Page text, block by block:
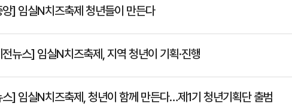
] 임실N치즈축제 청년들이 만든다
뉴스] 임실N치즈축제, 지역 청년이 기획·진행
] 임실N치즈축제, 청년이 함께 만든다…제1기 청년기획단 출범